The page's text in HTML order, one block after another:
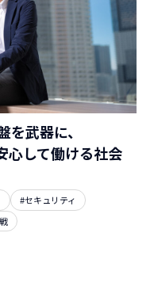
武器に、
心して働ける社会
#セキュリティ